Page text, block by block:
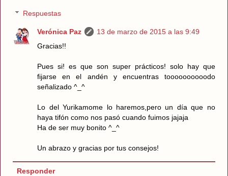
Respuestas
Verónica Paz
13 de marzo de 2015 a las 9:49
Gracias!!
Pues si! es que son super prácticos! solo hay que
fijarse en el andén y encuentras toooooooooodo
señalizado ^_^
Lo del Yurikamome lo haremos,pero un día que no
haya tifón como nos pasó cuando fuimos jajaja
Ha de ser muy bonito ^_^
Un abrazo y gracias por tus consejos!
Responder